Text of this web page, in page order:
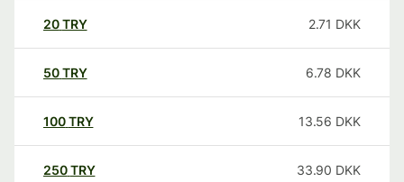
20TRY 2.71 DKK
50TRY 6.78 DKK
100TRY 13.56 DKK
250TRY 33.90 DKK